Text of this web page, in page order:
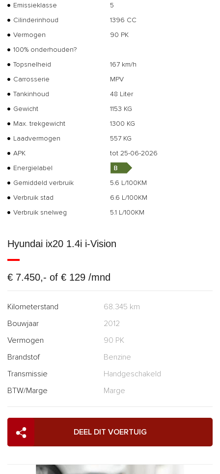
Emissieklasse
5
Cilinderinhoud
1396 CC
Vermogen
90 PK
100% onderhouden?
Topsnelheid
167 km/h
Carrosserie
MPV
Tankinhoud
48 Liter
Gewicht
1153 KG
Max. trekgewicht
1300 KG
Laadvermogen
557 KG
APK
tot 25-06-2026
Energielabel
Gemiddeld verbruik
5.6 L/100KM
Verbruik stad
6.6 L/100KM
Verbruik snelweg
5.1 L/100KM
Hyundai ix20 1.4i i-Vision
€ 7.450,- of € 129 /mnd
Kilometerstand
68.345 km
Bouwjaar
2012
Vermogen
90 PK
Brandstof
Benzine
Transmissie
Handgeschakeld
BTW/Marge
Marge
DEEL DIT VOERTUIG